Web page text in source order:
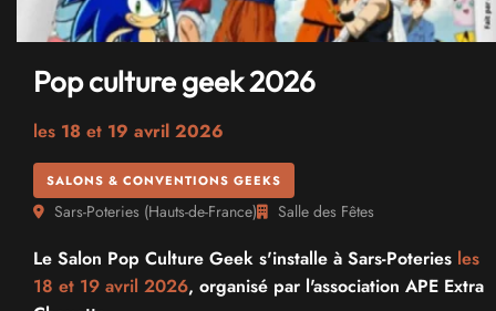
Pop culture geek 2026
les 18 et 19 avril 2026
SALONS & CONVENTIONS GEEKS
Sars-Poteries (Hauts-de-France) Salle des Fêtes
Le Salon Pop Culture Geek s'installe à Sars-Poteries les
18 et 19 avril 2026, organisé par l'association APE Extra